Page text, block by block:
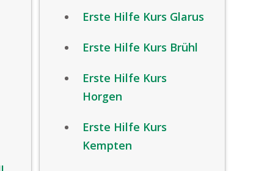
Erste Hilfe Kurs Glarus
Erste Hilfe Kurs Brühl
Erste Hilfe Kurs
Horgen
Erste Hilfe Kurs
Kempten